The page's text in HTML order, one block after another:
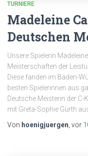
TURNIERE
Madeleine
Deutschen
Unsere Spielerin
Meisterschaften der
Diese fanden im Baden-
besten Spielerinnen aus
Deutsche Meisterin der C-
mit Greta-Sophie Gürth
Von hoenigjuergen , vor